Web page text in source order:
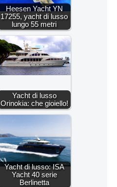
Heesen Yacht YN
17255, yacht di lusso
lungo 55 metri
Yacht di lusso
Orinokia: che gioiello!
Yacht di lusso: ISA
Yacht 40 serie
Berlinetta